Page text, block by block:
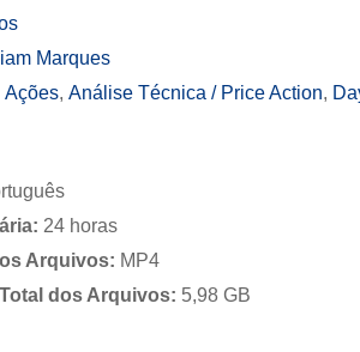
Marques
Ações, Análise Técnica / Price Action,
24 horas
Arquivos: MP4
dos Arquivos: 5,98 GB